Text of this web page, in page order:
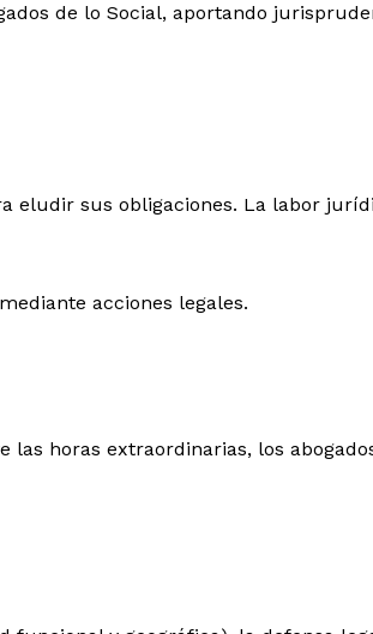
de lo Social, aportando
eludir sus obligaciones. La labor
acciones legales.
horas extraordinarias, los